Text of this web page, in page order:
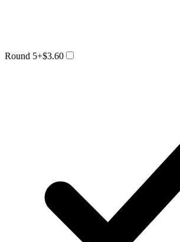
Round 5+$3.60